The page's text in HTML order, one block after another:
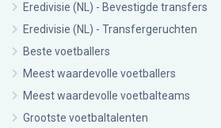
Eredivisie (NL) - Bevestigde transfers
Eredivisie (NL) - Transfergeruchten
Beste voetballers
Meest waardevolle voetballers
Meest waardevolle voetbalteams
Grootste voetbaltalenten